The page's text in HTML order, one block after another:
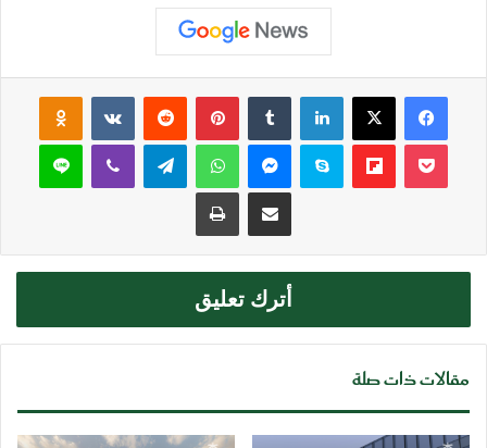
فيسبوك‫X لينكدإن بينتيريست
‫Pocket
Flipboardسكايبماسنجرواتسابتيلقرام ڤايبر لاين
مشاركة عبر البريد طباعة
أترك تعليق
مقالات ذات صلة